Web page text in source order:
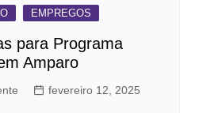
EMPREGOS
para Programa
Amparo
fevereiro 12, 2025